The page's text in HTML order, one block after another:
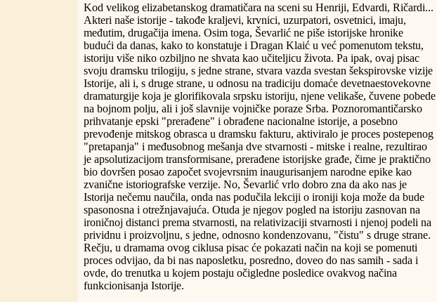
Kod velikog elizabetanskog dramatičara na sceni su Henriji, Edvardi, Ričardi...
Akteri naše istorije - takođe kraljevi, krvnici, uzurpatori, osvetnici, imaju,
međutim, drugačija imena. Osim toga, Ševarlić ne piše istorijske hronike
budući da danas, kako to konstatuje i Dragan Klaić u već pomenutom tekstu,
istoriju više niko ozbiljno ne shvata kao učiteljicu života. Pa ipak, ovaj pisac
svoju dramsku trilogiju, s jedne strane, stvara vazda svestan šekspirovske vizije
Istorije, ali i, s druge strane, u odnosu na tradiciju domaće devetnaestovekovne
dramaturgije koja je glorifikovala srpsku istoriju, njene velikaše, čuvene pobede
na bojnom polju, ali i još slavnije vojničke poraze Srba. Poznoromantičarsko
prihvatanje epski "prerađene" i obrađene nacionalne istorije, a posebno
prevođenje mitskog obrasca u dramsku fakturu, aktiviralo je proces postepenog
"pretapanja" i međusobnog mešanja dve stvarnosti - mitske i realne, rezultirao
je apsolutizacijom transformisane, prerađene istorijske građe, čime je praktično
bio dovršen posao započet svojevrsnim inaugurisanjem narodne epike kao
zvanične istoriografske verzije. No, Ševarlić vrlo dobro zna da ako nas je
Istorija nečemu naučila, onda nas podučila lekciji o ironiji koja može da bude
spasonosna i otrežnjavajuća. Otuda je njegov pogled na istoriju zasnovan na
ironičnoj distanci prema stvarnosti, na relativizaciji stvarnosti i njenoj podeli na
prividnu i proizvoljnu, s jedne, odnosno kondenzovanu, "čistu" s druge strane.
Rečju, u dramama ovog ciklusa pisac će pokazati način na koji se pomenuti
proces odvijao, da bi nas naposletku, posredno, doveo do nas samih - sada i
ovde, do trenutka u kojem postaju očigledne posledice ovakvog načina
funkcionisanja Istorije.